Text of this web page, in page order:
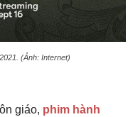
(Ảnh: Internet)
giáo, phim hành